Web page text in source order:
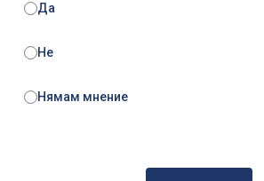
Да
Не
Нямам мнение